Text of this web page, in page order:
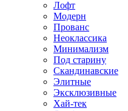
Лофт
Модерн
Прованс
Неоклассика
Минимализм
Под старину
Скандинавские
Элитные
Эксклюзивные
Хай-тек